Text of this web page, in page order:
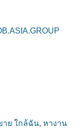
าย ใกล้ฉัน, หางาน